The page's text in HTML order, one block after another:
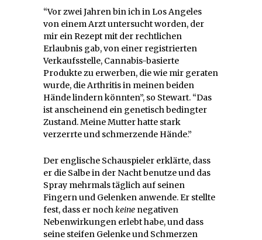
“Vor zwei Jahren bin ich in Los Angeles
von einem Arzt untersucht worden, der
mir ein Rezept mit der rechtlichen
Erlaubnis gab, von einer registrierten
Verkaufsstelle, Cannabis-basierte
Produkte zu erwerben, die wie mir geraten
wurde, die Arthritis in meinen beiden
Hände lindern könnten”, so Stewart. “Das
ist anscheinend ein genetisch bedingter
Zustand. Meine Mutter hatte stark
verzerrte und schmerzende Hände.”
Der englische Schauspieler erklärte, dass
er die Salbe in der Nacht benutze und das
Spray mehrmals täglich auf seinen
Fingern und Gelenken anwende. Er stellte
fest, dass er nochkeine negativen
Nebenwirkungen erlebt habe, und dass
seine steifen Gelenke und Schmerzen